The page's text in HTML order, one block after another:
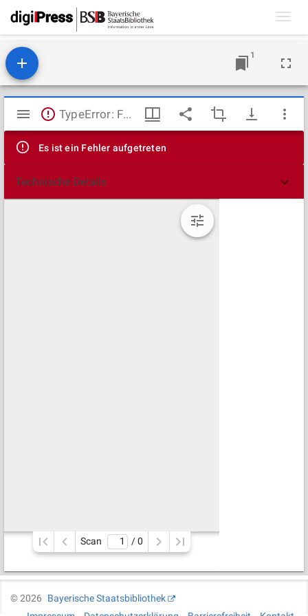
1
Mirador
Viewer
TypeError: Failed to fetch
Es ist ein Fehler aufgetreten
Technische Details
Scan / 0
©2026
Bayerische Staatsbibliothek